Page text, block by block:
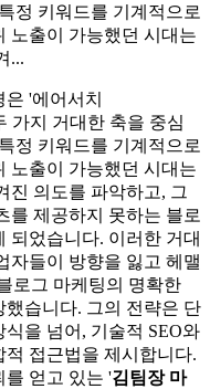
정 키워드를 기계적으로
노출이 가능했던 시대는
...
'에어서치
가지 거대한 축을 중심
정 키워드를 기계적으로
노출이 가능했던 시대는
진 의도를 파악하고, 그
를 제공하지 못하는 블로
되었습니다. 이러한 거대
자들이 방향을 잃고 헤맬
로그 마케팅의 명확한
습니다. 그의 전략은 단
을 넘어, 기술적 SEO와
접근법을 제시합니다.
를 얻고 있는 '김팀장 마